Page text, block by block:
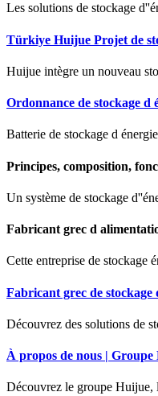
Les solutions de stockage
Türkiye Huijue Projet de
Huijue intègre un nouveau
Ordonnance de stockage d
Batterie de stockage d
Principes, composition,
Un système de stockage
Fabricant grec d
Cette entreprise de stockage
Fabricant grec de
Découvrez des solutions de
À propos de nous |
Découvrez le groupe Huijue,